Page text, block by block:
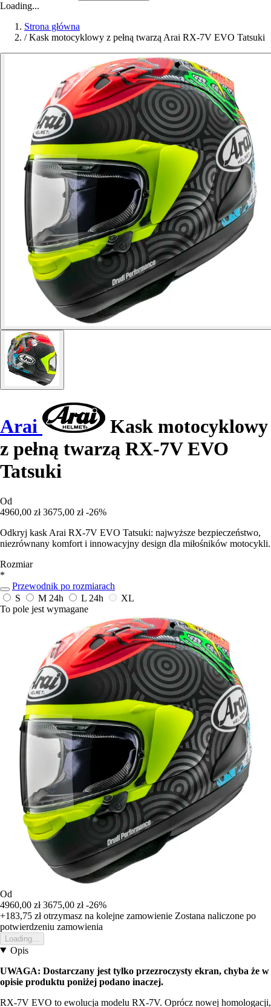
Loading...
Strona główna
/ Kask motocyklowy z pełną twarzą Arai RX-7V EVO Tatsuki
Arai
Kask motocyklowy
z pełną twarzą RX-7V EVO
Tatsuki
Od
4960,00 zł 3675,00 zł -26%
Odkryj kask Arai RX-7V EVO Tatsuki: najwyższe bezpieczeństwo,
niezrównany komfort i innowacyjny design dla miłośników motocykli.
Rozmiar
*
Przewodnik po rozmiarach
S
M 24h L 24h
XL
To pole jest wymagane
Od
4960,00 zł 3675,00 zł -26%
+183,75 złotrzymasz na kolejne zamowienie Zostana naliczone po
potwierdzeniu zamowienia
Loading...
Opis
UWAGA: Dostarczany jest tylko przezroczysty ekran, chyba że w
opisie produktu poniżej podano inaczej.
RX-7V EVO to ewolucja modelu RX-7V. Oprócz nowej homologacji,